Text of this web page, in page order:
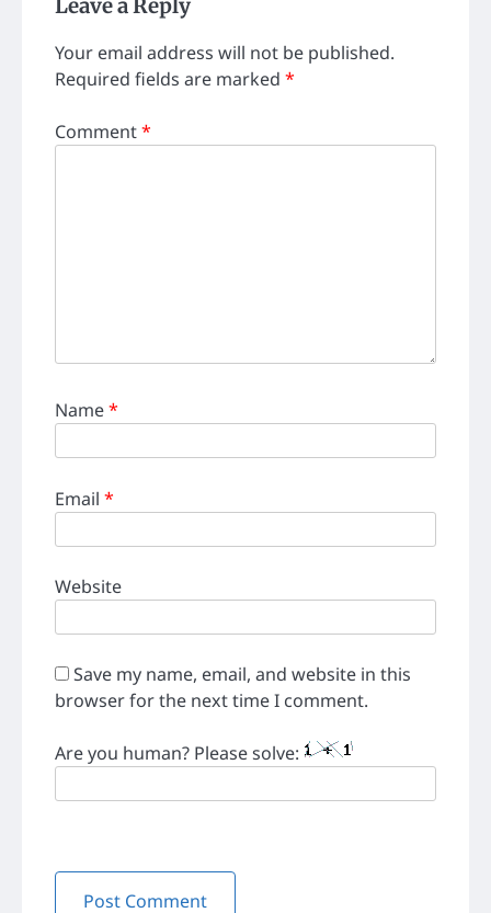
Leave a Reply
Your email address will not be published.
Required fields are marked *
Comment*
Name*
Email *
Website
Save my name, email, and website in this
browser for the next time I comment.
Are you human? Please solve: